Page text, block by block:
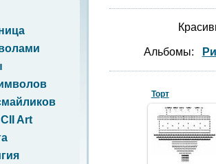
Art
Альбомы:
Торт
06.06.2011
десерт